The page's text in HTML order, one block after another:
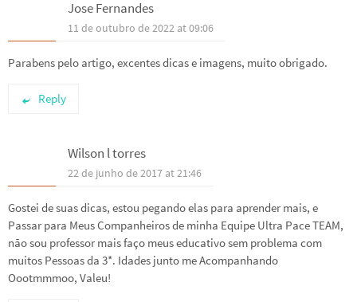
Jose Fernandes
11 de outubro de 2022 at 09:06
Parabens pelo artigo, excentes dicas e imagens, muito obrigado.
Reply
Wilson l torres
22 de junho de 2017 at 21:46
Gostei de suas dicas, estou pegando elas para aprender mais, e
Passar para Meus Companheiros de minha Equipe Ultra Pace TEAM,
não sou professor mais faço meus educativo sem problema com
muitos Pessoas da 3*. Idades junto me Acompanhando
Oootmmmoo, Valeu!